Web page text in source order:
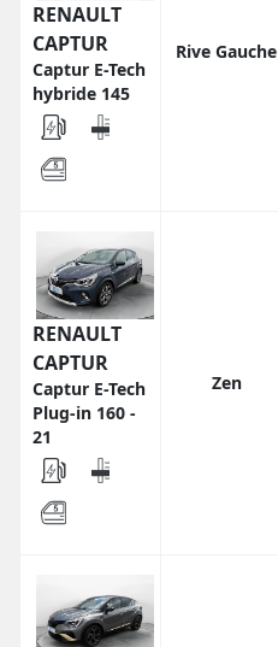
RENAULT
CAPTUR
Captur E-Tech
hybride 145
Rive Gauche
RENAULT
CAPTUR
Captur E-Tech
Plug-in 160 -
21
Zen